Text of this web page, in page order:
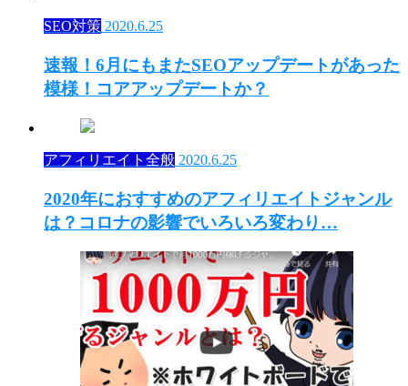
SEO対策 2020.6.25
速報！6月にもまたSEOアップデートがあった
模様！コアアップデートか？
アフィリエイト全般 2020.6.25
2020年におすすめのアフィリエイトジャンル
は？コロナの影響でいろいろ変わり…